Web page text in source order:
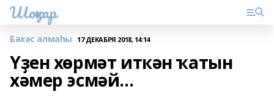
Шоңҡар
Бәхәс алмаһы 17 ДЕКАБРЯ 2018, 14:14
Үҙен хөрмәт иткән ҡатын
хәмер эсмәй…